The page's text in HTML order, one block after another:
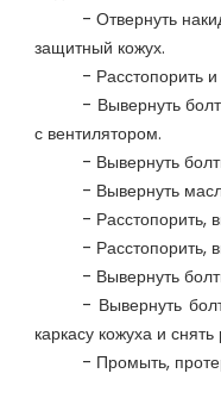
- Отвернуть
защитный кожух.
- Расстопорить
- Вывернуть
с вентилятором.
- Вывернуть
- Вывернуть
- Расстопорить,
- Расстопорить,
- Вывернуть
- Вывернуть
каркасу кожуха и
- Промыть,